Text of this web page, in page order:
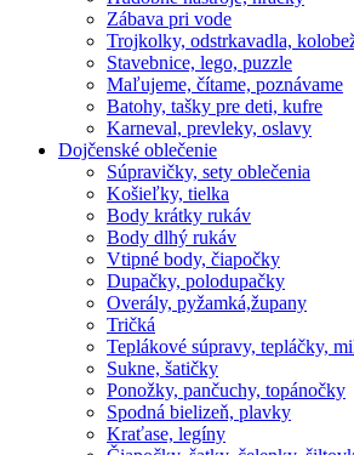
Zábava pri vode
Trojkolky, odstrkavadla,
Stavebnice, lego, puzzle
Maľujeme, čítame, poznávame
Batohy, tašky pre deti, kufre
Karneval, prevleky, oslavy
Dojčenské oblečenie
Súpravičky, sety oblečenia
Košieľky, tielka
Body krátky rukáv
Body dlhý rukáv
Vtipné body, čiapočky
Dupačky, polodupačky
Overály, pyžamká,župany
Tričká
Teplákové súpravy, tepláčky,
Sukne, šatičky
Ponožky, pančuchy, topánočky
Spodná bielizeň, plavky
Kraťase, legíny